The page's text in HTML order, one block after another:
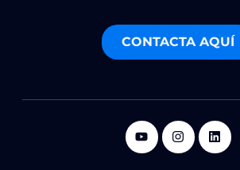
CONTACTA AQUÍ